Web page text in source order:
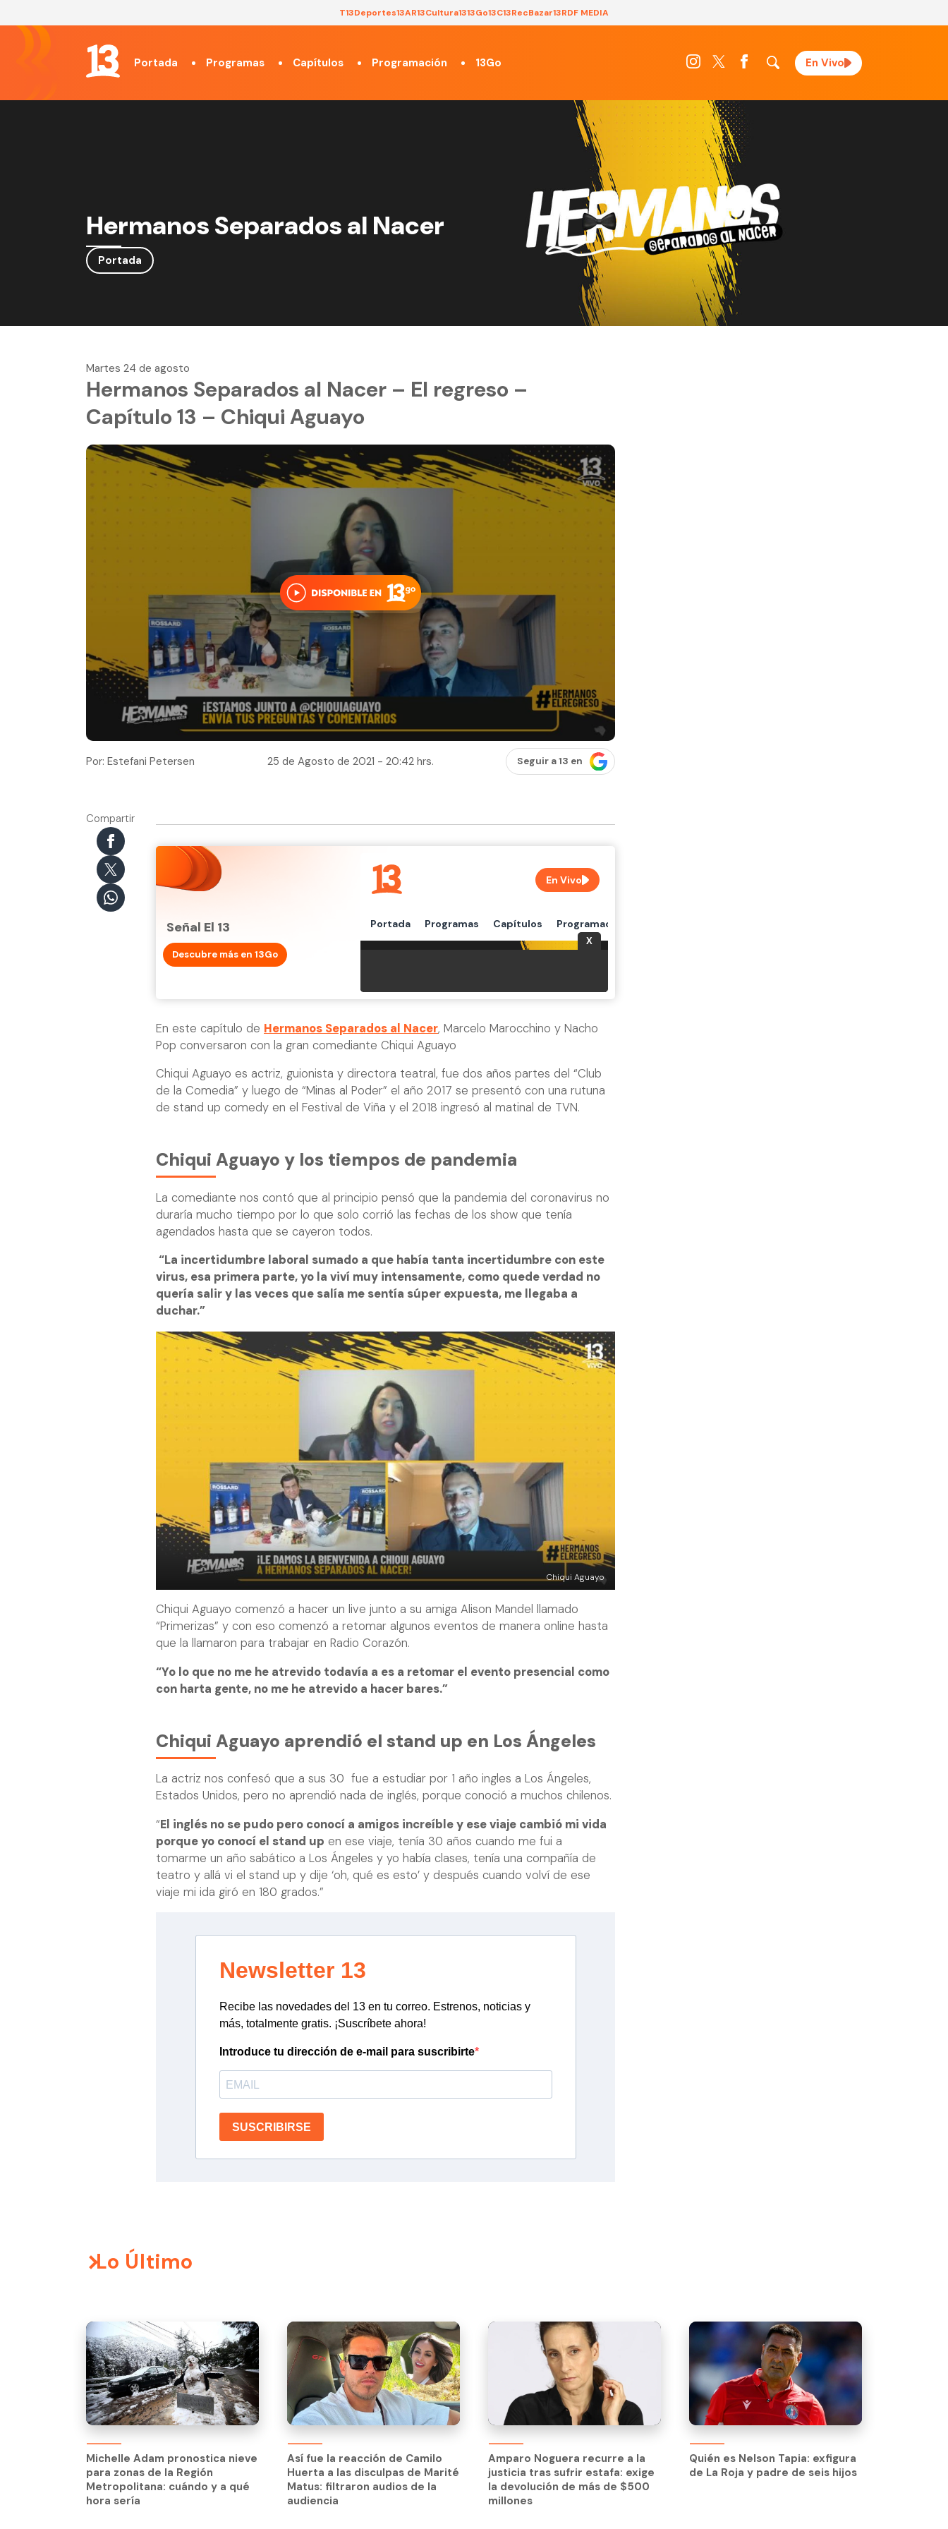
T13Deportes13AR13Cultura1313Go13C13RecBazar13RDF MEDIA
Portada Programas Capítulos Programación 13Go En Vivo
Hermanos Separados al Nacer
Portada
Martes 24 de agosto
Hermanos Separados al Nacer – El regreso –
Capítulo 13 – Chiqui Aguayo
Por: Estefani Petersen 25 de Agosto de 2021 - 20:42 hrs. Seguir a 13 en
Compartir
Señal El 13
Descubre más en 13Go
En este capítulo de Hermanos Separados al Nacer, Marcelo Marocchino y Nacho
Pop conversaron con la gran comediante Chiqui Aguayo
Chiqui Aguayo es actriz, guionista y directora teatral, fue dos años partes del “Club
de la Comedia” y luego de “Minas al Poder” el año 2017 se presentó con una rutuna
de stand up comedy en el Festival de Viña y el 2018 ingresó al matinal de TVN.
Chiqui Aguayo y los tiempos de pandemia
La comediante nos contó que al principio pensó que la pandemia del coronavirus no
duraría mucho tiempo por lo que solo corrió las fechas de los show que tenía
agendados hasta que se cayeron todos.
“La incertidumbre laboral sumado a que había tanta incertidumbre con este
virus, esa primera parte, yo la viví muy intensamente, como quede verdad no
quería salir y las veces que salía me sentía súper expuesta, me llegaba a
duchar.”
Chiqui Aguayo
Chiqui Aguayo comenzó a hacer un live junto a su amiga Alison Mandel llamado
“Primerizas” y con eso comenzó a retomar algunos eventos de manera online hasta
que la llamaron para trabajar en Radio Corazón.
“Yo lo que no me he atrevido todavía a es a retomar el evento presencial como
con harta gente, no me he atrevido a hacer bares.”
Chiqui Aguayo aprendió el stand up en Los Ángeles
La actriz nos confesó que a sus 30 fue a estudiar por 1 año ingles a Los Ángeles,
Estados Unidos, pero no aprendió nada de inglés, porque conoció a muchos chilenos.
“El inglés no se pudo pero conocí a amigos increíble y ese viaje cambió mi vida
porque yo conocí el stand up en ese viaje, tenía 30 años cuando me fui a
tomarme un año sabático a Los Ángeles y yo había clases, tenía una compañía de
teatro y allá vi el stand up y dije ‘oh, qué es esto’ y después cuando volví de ese
viaje mi ida giró en 180 grados.”
Newsletter 13
Recibe las novedades del 13 en tu correo. Estrenos, noticias y
más, totalmente gratis. ¡Suscríbete ahora!
Introduce tu dirección de e-mail para suscribirte
SUSCRIBIRSE
Lo Último
Michelle Adam pronostica nieve
para zonas de la Región
Metropolitana: cuándo y a qué
hora sería
Michelle Adam pronostica nieve
para zonas de la Región
Metropolitana: cuándo y a qué
hora sería
Así fue la reacción de Camilo
Huerta a las disculpas de Marité
Matus: filtraron audios de la
audiencia
Amparo Noguera recurre a la
justicia tras sufrir estafa: exige
la devolución de más de $500
millones
Amparo Noguera recurre a la
justicia tras sufrir estafa: exige
la devolución de más de $500
millones
Quién es Nelson Tapia: exfigura
de La Roja y padre de seis hijos
Quién es Nelson Tapia: exfigura
de La Roja y padre de seis hijos